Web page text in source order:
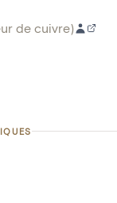
de cuivre)